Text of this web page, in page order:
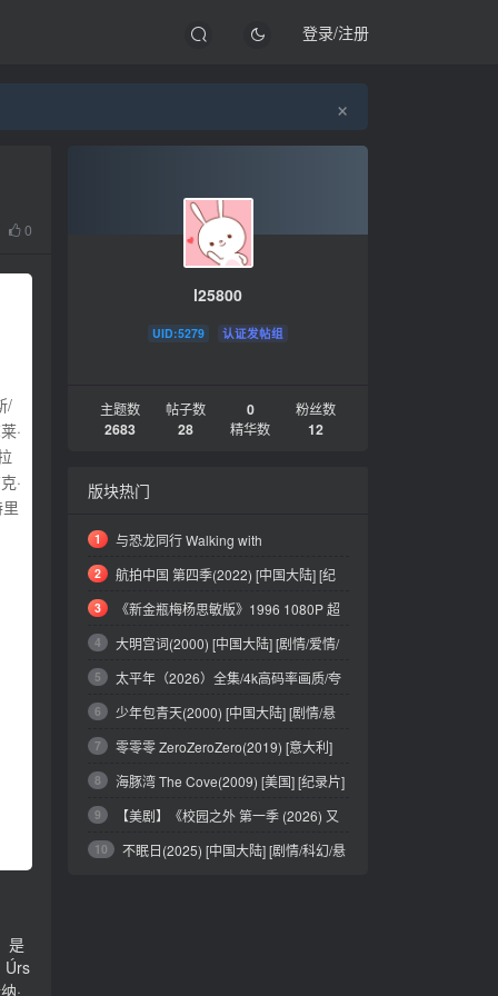
登录/注册
×
0
/
·
·
是
Úrs
·
l25800
UID:5279 认证发帖组
主题数
2683
帖子数
28
0
精华数
粉丝数
12
版块热门
1
与恐龙同行 Walking with
Dinosaurs(2025) [英国] [纪录片] 英语分
2
航拍中国 第四季(2022) [中国大陆] [纪
录片] 汉语普通话7.8分
3
《新金瓶梅杨思敏版》1996 1080P 超
清 国语中字 【保证有你们想看的内容】全5
集[5GB]
4
大明宫词(2000) [中国大陆] [剧情/爱情/
古装] 汉语普通话9.1分
5
太平年（2026）全集/4k高码率画质/夸
克/百度/移动【单集1.5GB左右】
6
少年包青天(2000) [中国大陆] [剧情/悬
疑/古装] 汉语普通话8.7分
7
零零零 ZeroZeroZero(2019) [意大利]
[剧情/犯罪] 英语/意大利语/西班牙语/法语/沃
洛夫语9.0分
8
海豚湾 The Cove(2009) [美国] [纪录片]
英语/日语9.3分
9
【美剧】《校园之外 第一季 (2026) 又
名: 校园恋曲 / 校外》【1080P】【中英字
10
不眠日(2025) [中国大陆] [剧情/科幻/悬